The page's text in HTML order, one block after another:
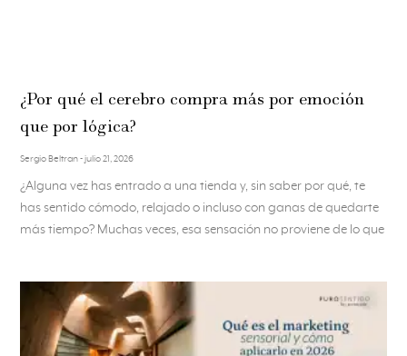
¿Por qué el cerebro compra más por emoción
que por lógica?
Sergio Beltran julio 21, 2026
¿Alguna vez has entrado a una tienda y, sin saber por qué, te
has sentido cómodo, relajado o incluso con ganas de quedarte
más tiempo? Muchas veces, esa sensación no proviene de lo que